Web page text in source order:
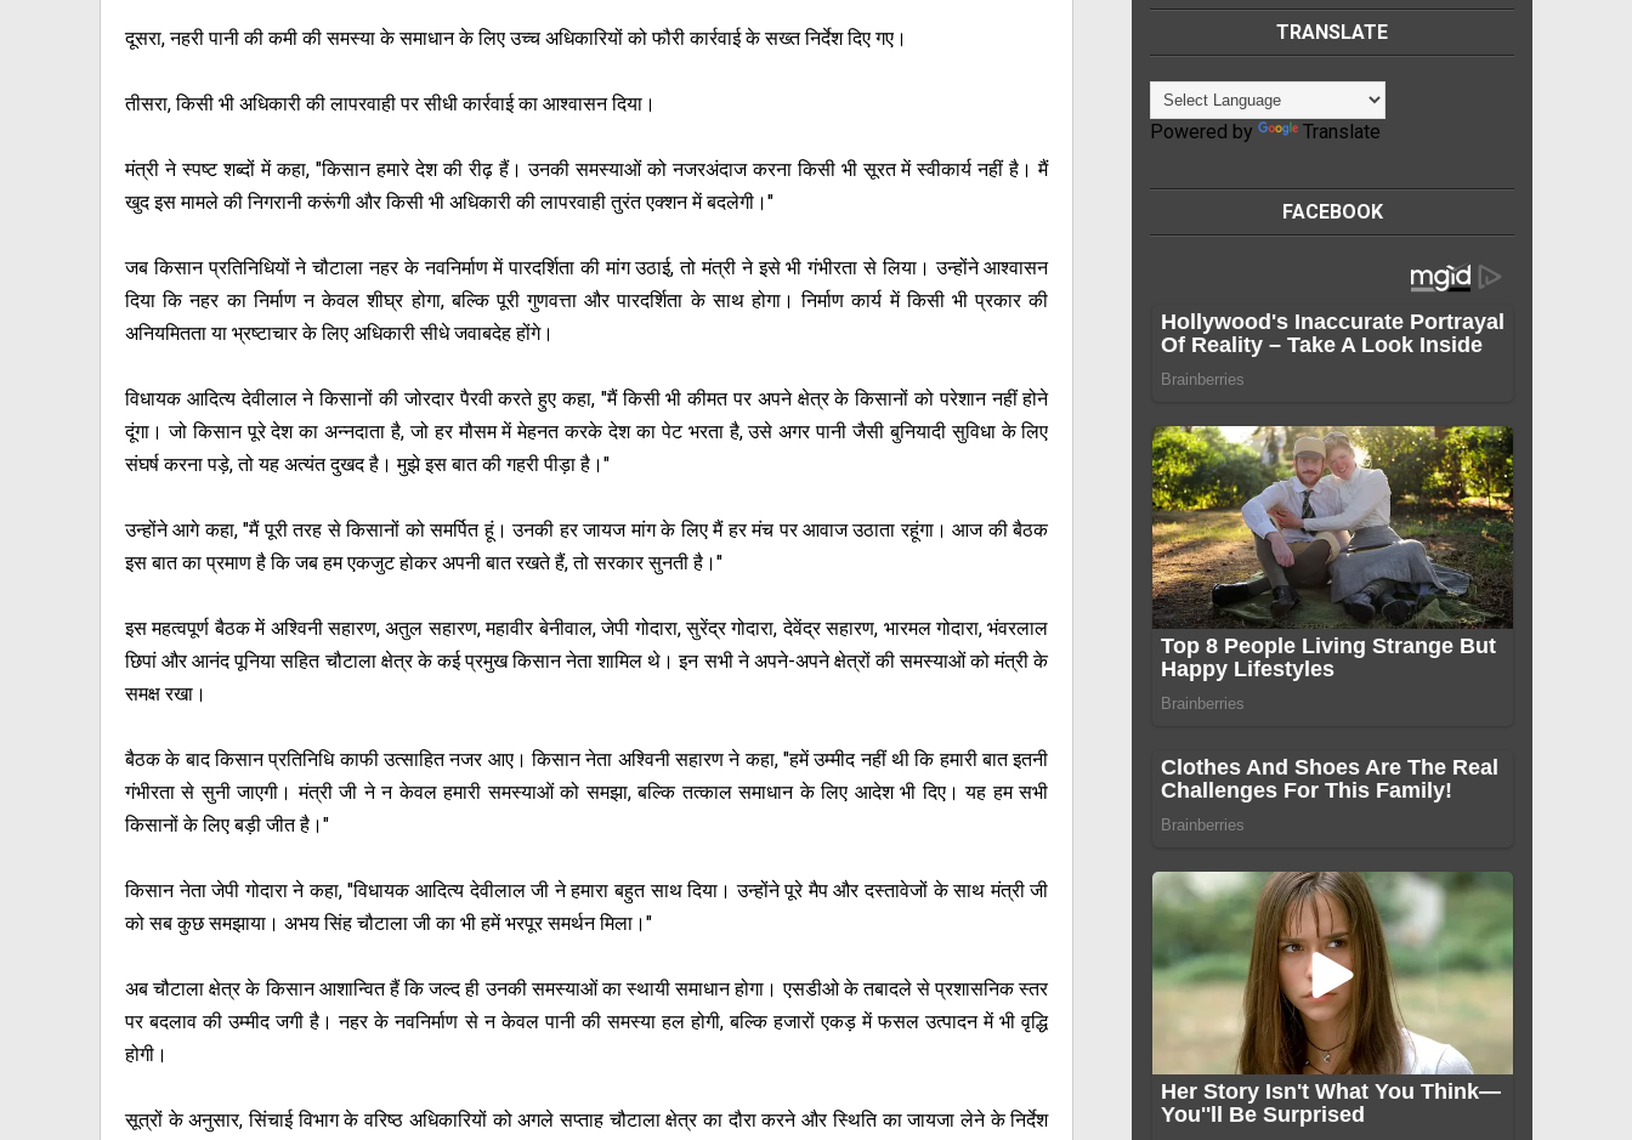
दूसरा, नहरी पानी की कमी की समस्या के समाधान के लिए उच्च अधिकारियों को फौरी कार्रवाई के सख्त निर्देश दिए गए।
तीसरा, किसी भी अधिकारी की लापरवाही पर सीधी कार्रवाई का आश्वासन दिया।
मंत्री ने स्पष्ट शब्दों में कहा, "किसान हमारे देश की रीढ़ हैं। उनकी समस्याओं को नजरअंदाज करना किसी भी सूरत में स्वीकार्य नहीं है। मैं
खुद इस मामले की निगरानी करूंगी और किसी भी अधिकारी की लापरवाही तुरंत एक्शन में बदलेगी।"
जब किसान प्रतिनिधियों ने चौटाला नहर के नवनिर्माण में पारदर्शिता की मांग उठाई, तो मंत्री ने इसे भी गंभीरता से लिया। उन्होंने आश्वासन
दिया कि नहर का निर्माण न केवल शीघ्र होगा, बल्कि पूरी गुणवत्ता और पारदर्शिता के साथ होगा। निर्माण कार्य में किसी भी प्रकार की
अनियमितता या भ्रष्टाचार के लिए अधिकारी सीधे जवाबदेह होंगे।
विधायक आदित्य देवीलाल ने किसानों की जोरदार पैरवी करते हुए कहा, "मैं किसी भी कीमत पर अपने क्षेत्र के किसानों को परेशान नहीं होने
दूंगा। जो किसान पूरे देश का अन्नदाता है, जो हर मौसम में मेहनत करके देश का पेट भरता है, उसे अगर पानी जैसी बुनियादी सुविधा के लिए
संघर्ष करना पड़े, तो यह अत्यंत दुखद है। मुझे इस बात की गहरी पीड़ा है।"
उन्होंने आगे कहा, "मैं पूरी तरह से किसानों को समर्पित हूं। उनकी हर जायज मांग के लिए मैं हर मंच पर आवाज उठाता रहूंगा। आज की बैठक
इस बात का प्रमाण है कि जब हम एकजुट होकर अपनी बात रखते हैं, तो सरकार सुनती है।"
इस महत्वपूर्ण बैठक में अश्विनी सहारण, अतुल सहारण, महावीर बेनीवाल, जेपी गोदारा, सुरेंद्र गोदारा, देवेंद्र सहारण, भारमल गोदारा, भंवरलाल
छिपां और आनंद पूनिया सहित चौटाला क्षेत्र के कई प्रमुख किसान नेता शामिल थे। इन सभी ने अपने-अपने क्षेत्रों की समस्याओं को मंत्री के
समक्ष रखा।
बैठक के बाद किसान प्रतिनिधि काफी उत्साहित नजर आए। किसान नेता अश्विनी सहारण ने कहा, "हमें उम्मीद नहीं थी कि हमारी बात इतनी
गंभीरता से सुनी जाएगी। मंत्री जी ने न केवल हमारी समस्याओं को समझा, बल्कि तत्काल समाधान के लिए आदेश भी दिए। यह हम सभी
किसानों के लिए बड़ी जीत है।"
किसान नेता जेपी गोदारा ने कहा, "विधायक आदित्य देवीलाल जी ने हमारा बहुत साथ दिया। उन्होंने पूरे मैप और दस्तावेजों के साथ मंत्री जी
को सब कुछ समझाया। अभय सिंह चौटाला जी का भी हमें भरपूर समर्थन मिला।"
अब चौटाला क्षेत्र के किसान आशान्वित हैं कि जल्द ही उनकी समस्याओं का स्थायी समाधान होगा। एसडीओ के तबादले से प्रशासनिक स्तर
पर बदलाव की उम्मीद जगी है। नहर के नवनिर्माण से न केवल पानी की समस्या हल होगी, बल्कि हजारों एकड़ में फसल उत्पादन में भी वृद्धि
होगी।
सूत्रों के अनुसार, सिंचाई विभाग के वरिष्ठ अधिकारियों को अगले सप्ताह चौटाला क्षेत्र का दौरा करने और स्थिति का जायजा लेने के निर्देश
TRANSLATE
Powered by Translate
FACEBOOK